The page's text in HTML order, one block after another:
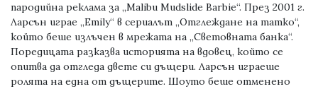
пародийна реклама за „Malibu Mudslide Barbie“. През 2001 г.
Ларсън играе „Emily“ в сериалът „Отглеждане на татко“,
който беше излъчен в мрежата на „Световната банка“.
Поредицата разказва историята на вдовец, който се
опитва да отгледа двете си дъщери. Ларсън играеше
ролята на една от дъщерите. Шоуто беше отменено